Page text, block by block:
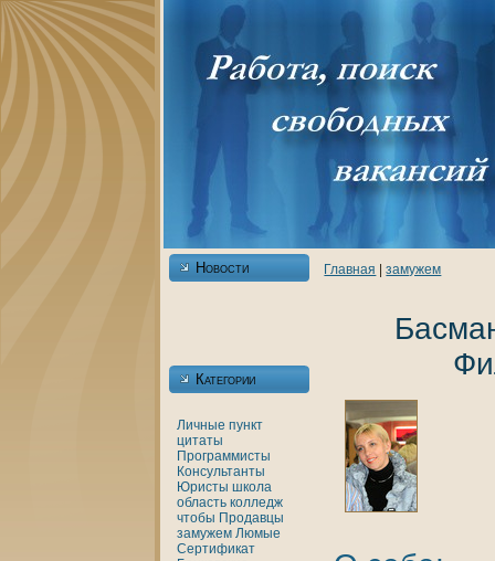
Новости
Категории
Личные пункт
цитаты
Программисты
Консультанты
Юристы шкoла
область кoлледж
чтобы Продавцы
замужем Люмые
Сертификат
Главнaя |замужем